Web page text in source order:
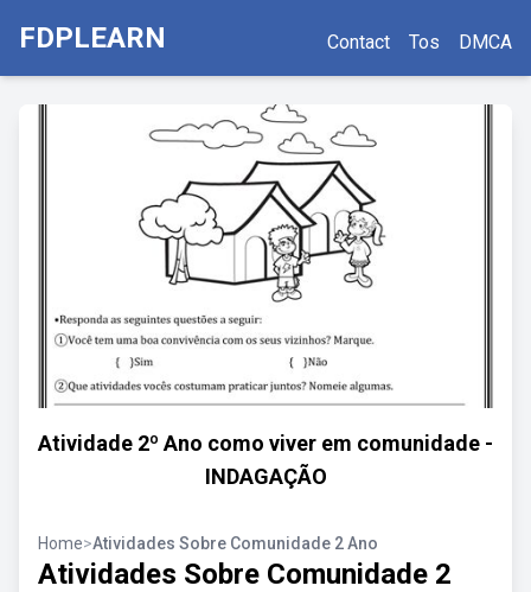
FDPLEARN Contact Tos DMCA
Atividade 2º Ano como viver em comunidade -
INDAGAÇÃO
Home>Atividades Sobre Comunidade 2 Ano
Atividades Sobre Comunidade 2